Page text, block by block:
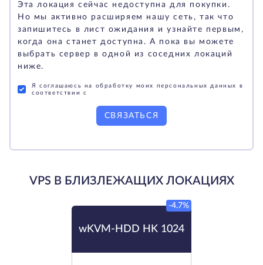
Эта локация сейчас недоступна для покупки.
Но мы активно расширяем нашу сеть, так что
запишитесь в лист ожидания и узнайте первым,
когда она станет доступна. А пока вы можете
выбрать сервер в одной из соседних локаций
ниже.
Я соглашаюсь на обработку моих персональных данных в
соответствии с
СВЯЗАТЬСЯ
VPS В БЛИЗЛЕЖАЩИХ ЛОКАЦИЯХ
wKVM-HDD HK 1024
-4.7%